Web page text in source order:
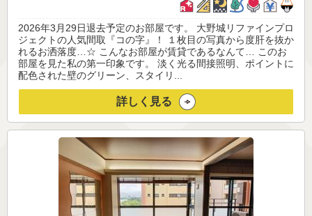
2026年3月29日退去予定のお部屋です。 大野城リファインプロ
ジェクトの人気間取『コの字』！ １枚目の写真から度肝を抜か
れるお洒落度…☆ こんなお部屋が賃貸であるなんて… このお
部屋を見た私の第一印象です。 淡く光る間接照明、ポイントに
配色された壁のグリーン、スタイリ...
詳しく見る